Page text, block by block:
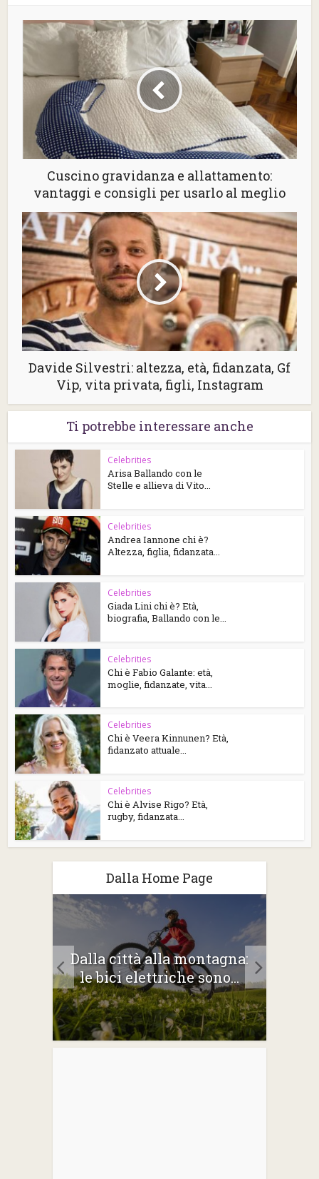
Cuscino gravidanza e allattamento:
vantaggi e consigli per usarlo al meglio
Davide Silvestri: altezza, età, fidanzata, Gf
Vip, vita privata, figli, Instagram
Ti potrebbe interessare anche
Celebrities
Arisa Ballando con le
Stelle e allieva di Vito...
Celebrities
Andrea Iannone chi è?
Altezza, figlia, fidanzata...
Celebrities
Giada Lini chi è? Età,
biografia, Ballando con le...
Celebrities
Chi è Fabio Galante: età,
moglie, fidanzate, vita...
Celebrities
Chi è Veera Kinnunen? Età,
fidanzato attuale...
Celebrities
Chi è Alvise Rigo? Età,
rugby, fidanzata...
Dalla Home Page
Dalla città alla montagna:
le bici elettriche sono...